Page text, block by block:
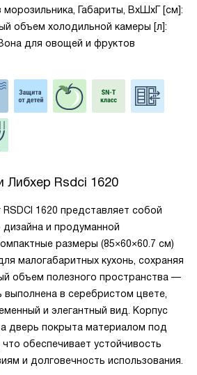
морозильника, Габариты, ВxШxГ [см]:
объем холодильной камеры [л]:
для овощей и фруктов
Либхер Rsdci 1620
1620 представляет собой
дизайна и продуманной
размеры (85×60×60.7 см)
малогабаритных кухонь, сохраняя
объем полезного пространства —
в серебристом цвете,
и элегантный вид. Корпус
а дверь покрыта материалом под
обеспечивает устойчивость
и долговечность использования.